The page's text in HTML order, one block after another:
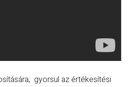
gyorsul az értékesítési